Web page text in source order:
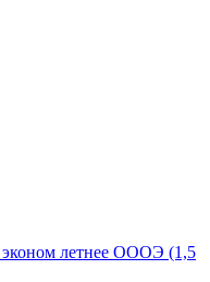
эконом летнее ОООЭ (1,5